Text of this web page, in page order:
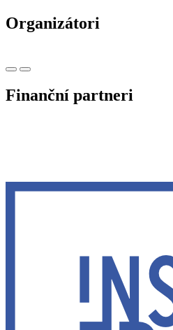
Organizátori
Finanční partneri